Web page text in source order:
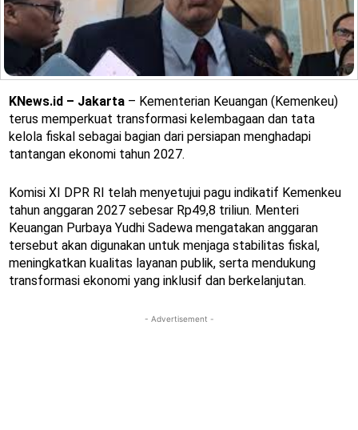
KNews.id – Jakarta – Kementerian Keuangan (Kemenkeu)
terus memperkuat transformasi kelembagaan dan tata
kelola fiskal sebagai bagian dari persiapan menghadapi
tantangan ekonomi tahun 2027.
Komisi XI DPR RI telah menyetujui pagu indikatif Kemenkeu
tahun anggaran 2027 sebesar Rp49,8 triliun. Menteri
Keuangan Purbaya Yudhi Sadewa mengatakan anggaran
tersebut akan digunakan untuk menjaga stabilitas fiskal,
meningkatkan kualitas layanan publik, serta mendukung
transformasi ekonomi yang inklusif dan berkelanjutan.
- Advertisement -